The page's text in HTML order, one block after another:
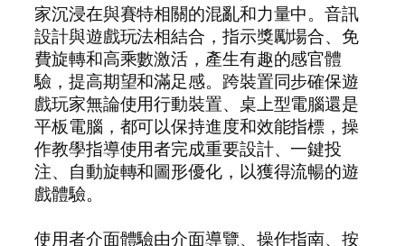
家沉浸在與賽特相關的混亂和力量中。音訊
設計與遊戲玩法相結合，指示獎勵場合、免
費旋轉和高乘數激活，產生有趣的感官體
驗，提高期望和滿足感。跨裝置同步確保遊
戲玩家無論使用行動裝置、桌上型電腦還是
平板電腦，都可以保持進度和效能指標，操
作教學指導使用者完成重要設計、一鍵投
注、自動旋轉和圖形優化，以獲得流暢的遊
戲體驗。
使用者介面體驗由介面導覽、操作指南、按